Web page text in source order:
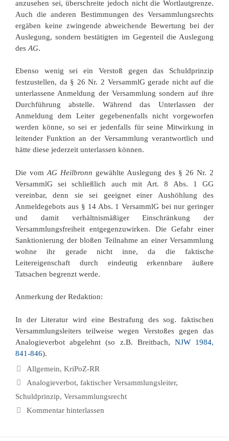
anzusehen sei, überschreite jedoch nicht die Wortlautgrenze.
Auch die anderen Bestimmungen des Versammlungsrechts
ergäben keine zwingende abweichende Bewertung bei der
Auslegung, sondern bestätigten im Gegenteil die Auslegung
des AG.
Ebenso wenig sei ein Verstoß gegen das Schuldprinzip
festzustellen, da § 26 Nr. 2 VersammlG gerade nicht auf die
unterlassene Anmeldung der Versammlung sondern auf ihre
Durchführung abstelle. Während das Unterlassen der
Anmeldung dem Leiter gegebenenfalls nicht vorgeworfen
werden könne, so sei er jedenfalls für seine Mitwirkung in
leitender Funktion an der Versammlung verantwortlich und
hätte diese jederzeit unterlassen können.
Die vom AG Heilbronn gewählte Auslegung des § 26 Nr. 2
VersammlG sei schließlich auch mit Art. 8 Abs. 1 GG
vereinbar, denn sie sei geeignet einer Aushöhlung des
Anmeldegebots aus § 14 Abs. 1 VersammlG bei nur geringer
und damit verhältnismäßiger Einschränkung der
Versammlungsfreiheit entgegenzuwirken. Die Gefahr einer
Sanktionierung der bloßen Teilnahme an einer Versammlung
wohne ihr gerade nicht inne, da die faktische
Leitereigenschaft durch eindeutig erkennbare äußere
Tatsachen begrenzt werde.
Anmerkung der Redaktion:
In der Literatur wird eine Bestrafung des sog. faktischen
Versammlungsleiters teilweise wegen Verstoßes gegen das
Analogieverbot abgelehnt (so z.B. Breitbach, NJW 1984,
841-846).
Kategorien
Allgemein, KriPoZ-RR
Schlagwörter
Analogieverbot, faktischer Versammlungsleiter,
Schuldprinzip, Versammlungsrecht
Kommentar hinterlassen